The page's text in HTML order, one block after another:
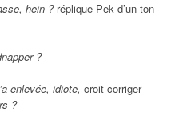
hein ?réplique Pek d’un ton
?
enlevée, idiote, croit corriger
?